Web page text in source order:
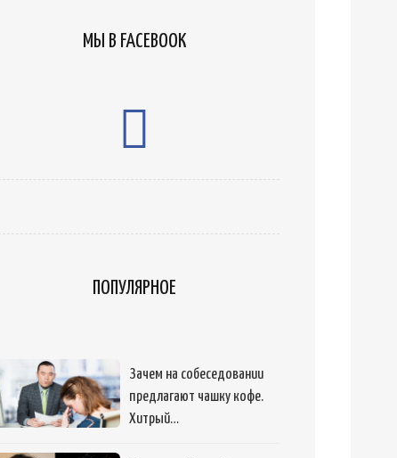
МЫ В FACEBOOK
ПОПУЛЯРНОЕ
Зачем на собеседовании
предлагают чашку кофе.
Хитрый…